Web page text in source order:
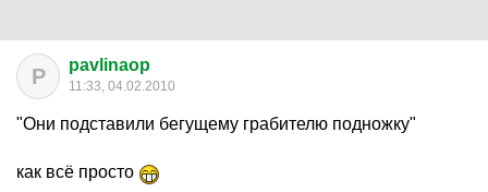
P pavlinaop
11:33, 04.02.2010
"Они подставили бегущему грабителю подножку"
как всё просто